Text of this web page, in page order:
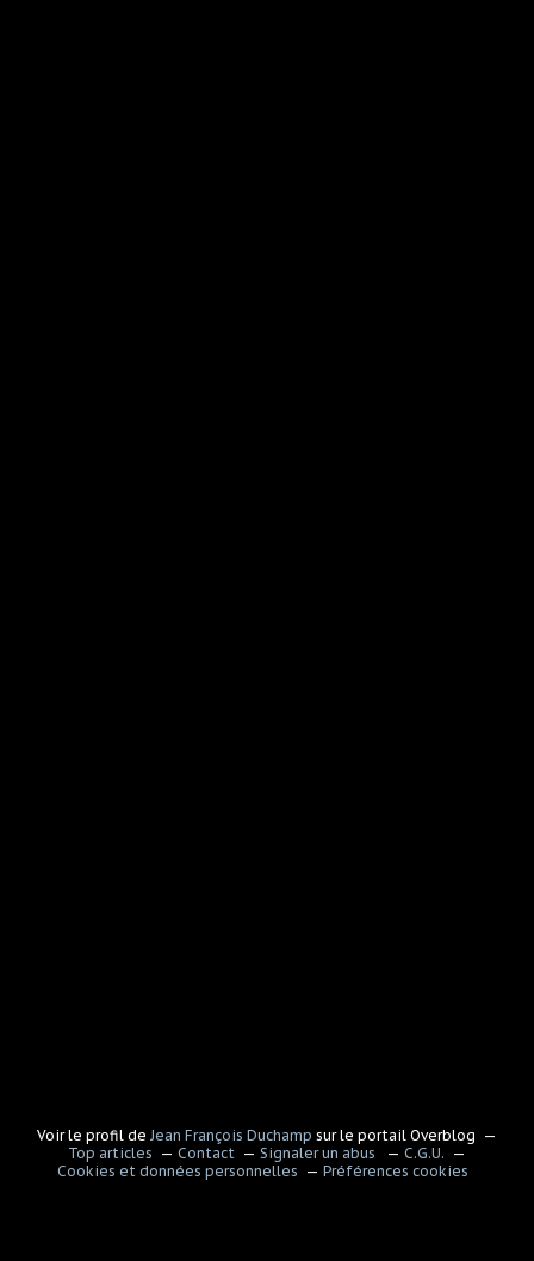
Voir le profil de Jean François Duchamp sur le portail Overblog
Top articles
Contact Signaler un abus
C.G.U.
Cookies et données personnelles
Préférences cookies